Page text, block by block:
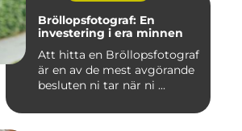
Bröllopsfotograf: En
investering i era minnen
Att hitta en Bröllopsfotograf
är en av de mest avgörande
besluten ni tar när ni ...